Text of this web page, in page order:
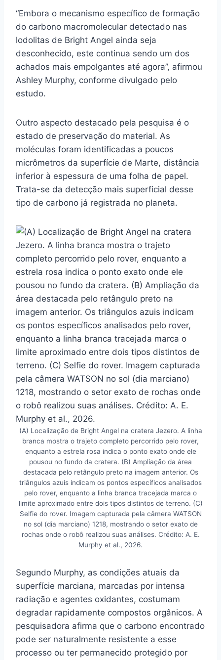
“Embora o mecanismo específico de formação
do carbono macromolecular detectado nas
lodolitas de Bright Angel ainda seja
desconhecido, este continua sendo um dos
achados mais empolgantes até agora”, afirmou
Ashley Murphy, conforme divulgado pelo
estudo.
Outro aspecto destacado pela pesquisa é o
estado de preservação do material. As
moléculas foram identificadas a poucos
micrômetros da superfície de Marte, distância
inferior à espessura de uma folha de papel.
Trata-se da detecção mais superficial desse
tipo de carbono já registrada no planeta.
(A) Localização de Bright Angel na cratera Jezero. A linha
branca mostra o trajeto completo percorrido pelo rover,
enquanto a estrela rosa indica o ponto exato onde ele
pousou no fundo da cratera. (B) Ampliação da área
destacada pelo retângulo preto na imagem anterior. Os
triângulos azuis indicam os pontos específicos analisados
pelo rover, enquanto a linha branca tracejada marca o
limite aproximado entre dois tipos distintos de terreno. (C)
Selfie do rover. Imagem capturada pela câmera WATSON
no sol (dia marciano) 1218, mostrando o setor exato de
rochas onde o robô realizou suas análises. Crédito: A. E.
Murphy et al., 2026.
Segundo Murphy, as condições atuais da
superfície marciana, marcadas por intensa
radiação e agentes oxidantes, costumam
degradar rapidamente compostos orgânicos. A
pesquisadora afirma que o carbono encontrado
pode ser naturalmente resistente a esse
processo ou ter permanecido protegido por